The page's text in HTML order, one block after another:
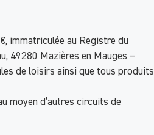
immatriculée au Registre du
49280 Mazières en Mauges –
de loisirs ainsi que tous produits
moyen d’autres circuits de